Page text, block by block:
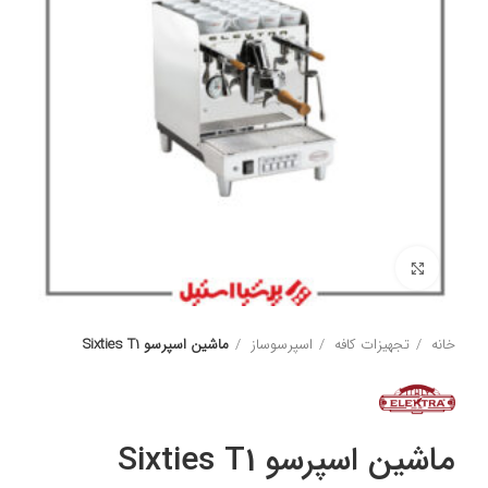
خانه تجهیزات کافه اسپرسوساز ماشین اسپرسو Sixties T1
ماشین اسپرسو Sixties T1